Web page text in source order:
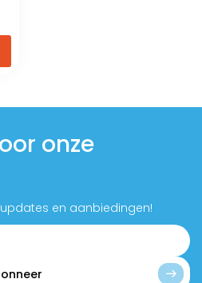
onze
en aanbiedingen!